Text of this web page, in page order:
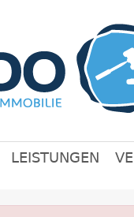
LEISTUNGEN